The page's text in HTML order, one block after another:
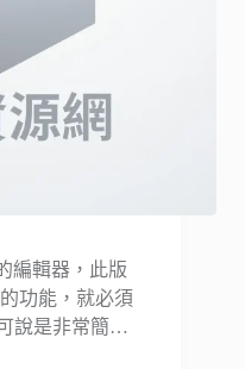
編輯器，此版
功能，就必須
說是非常簡…